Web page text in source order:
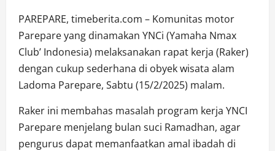
PAREPARE, timeberita.com – Komunitas motor
Parepare yang dinamakan YNCi (Yamaha Nmax
Club’ Indonesia) melaksanakan rapat kerja (Raker)
dengan cukup sederhana di obyek wisata alam
Ladoma Parepare, Sabtu (15/2/2025) malam.
Raker ini membahas masalah program kerja YNCI
Parepare menjelang bulan suci Ramadhan, agar
pengurus dapat memanfaatkan amal ibadah di